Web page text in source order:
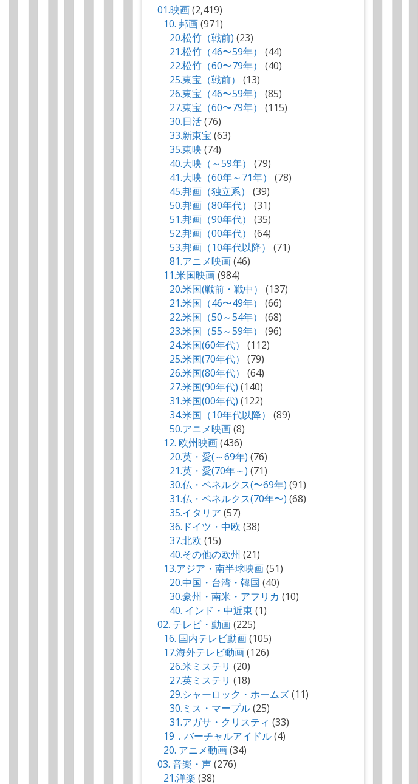
01.映画(2,419)
10. 邦画(971)
20.松竹（戦前) (23)
21.松竹（46〜59年）
(44)
22.松竹（60〜79年）
(40)
25.東宝（戦前）
(13)
26.東宝（46〜59年）
(85)
27.東宝（60〜79年）
(115)
30.日活(76)
33.新東宝 (63)
35.東映 (74)
40.大映（～59年）
(79)
41.大映（60年～71年）
(78)
45.邦画（独立系）
(39)
50.邦画（80年代）
(31)
51.邦画（90年代）
(35)
52.邦画（00年代）
(64)
53.邦画（10年代以降）
(71)
81.アニメ映画(46)
11.米国映画(984)
20.米国(戦前・戦中）
(137)
21.米国（46〜49年）
(66)
22.米国（50～54年）
(68)
23.米国（55～59年）
(96)
24.米国(60年代）
(112)
25.米国(70年代）
(79)
26.米国(80年代）
(64)
27.米国(90年代) (140)
31.米国(00年代) (122)
34.米国（10年代以降）
(89)
50.アニメ映画(8)
12. 欧州映画(436)
20.英・愛(～69年) (76)
21.英・愛(70年～) (71)
30.仏・ベネルクス(〜69年) (91)
31.仏・ベネルクス(70年〜) (68)
35.イタリア (57)
36.ドイツ・中欧 (38)
37.北欧 (15)
40.その他の欧州 (21)
13.アジア・南半球映画(51)
20.中国・台湾・韓国 (40)
30.豪州・南米・アフリカ (10)
40. インド・中近東 (1)
02. テレビ・動画(225)
16. 国内テレビ動画(105)
17.海外テレビ動画(126)
26.米ミステリ (20)
27.英ミステリ (18)
29.シャーロック・ホームズ(11)
30.ミス・マープル(25)
31.アガサ・クリスティ (33)
19．バーチャルアイドル(4)
20. アニメ動画(34)
03. 音楽・声(276)
21.洋楽 (38)